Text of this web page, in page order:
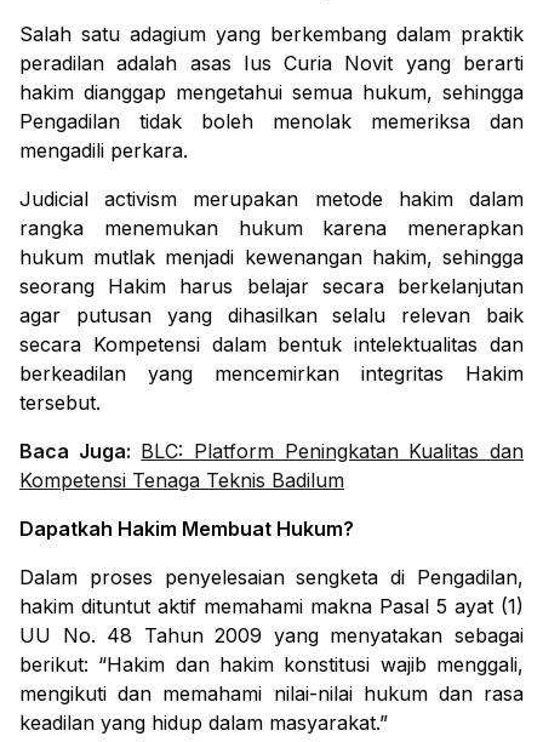
Salah satu adagium yang berkembang dalam praktik
peradilan adalah asas Ius Curia Novit yang berarti
hakim dianggap mengetahui semua hukum, sehingga
Pengadilan tidak boleh menolak memeriksa dan
mengadili perkara.
Judicial activism
merupakan metodehakim dalam
rangka menemukan hukum karena menerapkan
hukum mutlak menjadi kewenangan hakim, sehingga
seorang Hakim harus belajar secara berkelanjutan
agar putusan yang dihasilkan selalu relevan baik
secara Kompetensi dalam bentuk intelektualitas dan
berkeadilan yang mencemirkan integritas Hakim
tersebut.
Baca Juga: BLC: Platform Peningkatan Kualitas dan
Kompetensi Tenaga Teknis Badilum
Dapatkah Hakim Membuat Hukum?
Dalam proses penyelesaian sengketa di Pengadilan,
hakim dituntut aktif memahami makna Pasal 5 ayat (1)
UU No. 48 Tahun 2009 yang menyatakan sebagai
berikut: “Hakim dan hakim konstitusi wajib menggali,
mengikuti dan memahami nilai-nilai hukum dan rasa
keadilan yang hidup dalam masyarakat.”